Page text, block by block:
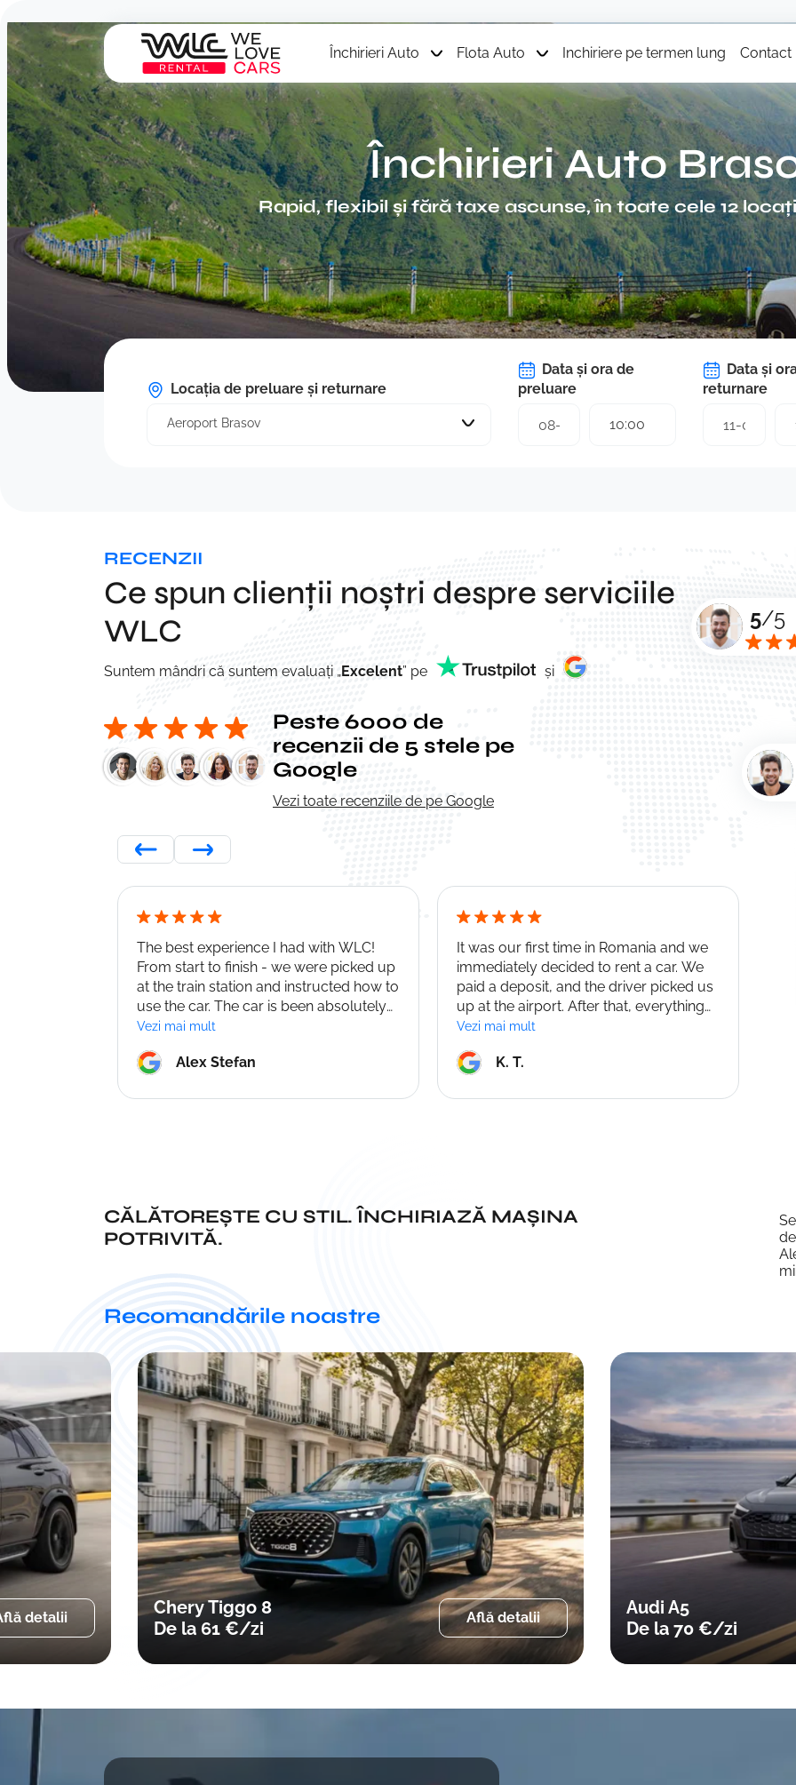
Închirieri Auto Flota Auto Inchiriere pe termen lung Contact
Închirieri Auto
Rapid, flexibil și fără taxe ascunse, în toate cele 12
Locația de preluare și returnare
Aeroport Brasov
Data și ora de
preluare
10:00
Data și
returnare
RECENZII
Ce spun clienții noștri despre serviciile
WLC
Suntem mândri că suntem evaluați „Excelent” pe și
Peste 6000 de
recenzii de 5 stele pe
Google
Vezi toate recenziile de pe Google
The best experience I had with WLC!
From start to finish - we were picked up
at the train station and instructed how to
use the car. The car is been absolutely
amazing they do care about their cars
use them as they are really reliable not
option helped with our finances too !
Vezi mai mult
Alex Stefan
It was our first time in Romania and we
immediately decided to rent a car. We
paid a deposit, and the driver picked us
up at the airport. After that, everything
went even faster; we even got a better-
Returning the car was also quick and
Vezi mai mult
K. T.
5/5
CĂLĂTOREȘTE CU STIL. ÎNCHIRIAZĂ MAȘINA
POTRIVITĂ.
Recomandările noastre
detalii
Audi A5
De la 70 €/zi
Află detalii
Toyota Yaris Cross
De la 49 €/zi